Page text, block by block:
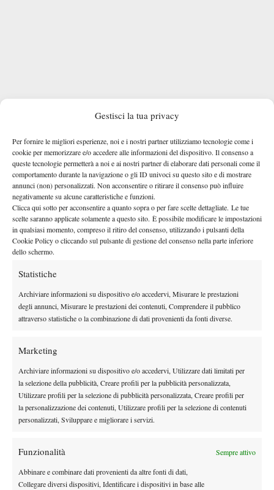
Gestisci la tua privacy
Per fornire le migliori esperienze, noi e i nostri partner utilizziamo tecnologie come i
cookie per memorizzare e/o accedere alle informazioni del dispositivo. Il consenso a
queste tecnologie permetterà a noi e ai nostri partner di elaborare dati personali come il
comportamento durante la navigazione o gli ID univoci su questo sito e di mostrare
annunci (non) personalizzati. Non acconsentire o ritirare il consenso può influire
negativamente su alcune caratteristiche e funzioni.
Clicca qui sotto per acconsentire a quanto sopra o per fare scelte dettagliate. Le tue
scelte saranno applicate solamente a questo sito. È possibile modificare le impostazioni
in qualsiasi momento, compreso il ritiro del consenso, utilizzando i pulsanti della
Cookie Policy o cliccando sul pulsante di gestione del consenso nella parte inferiore
dello schermo.
Statistiche
Archiviare informazioni su dispositivo e/o accedervi, Misurare le prestazioni
degli annunci, Misurare le prestazioni dei contenuti, Comprendere il pubblico
attraverso statistiche o la combinazione di dati provenienti da fonti diverse.
Marketing
Archiviare informazioni su dispositivo e/o accedervi, Utilizzare dati limitati per
la selezione della pubblicità, Creare profili per la pubblicità personalizzata,
Utilizzare profili per la selezione di pubblicità personalizzata, Creare profili per
la personalizzazione dei contenuti, Utilizzare profili per la selezione di contenuti
personalizzati, Sviluppare e migliorare i servizi.
Funzionalità Sempre attivo
Abbinare e combinare dati provenienti da altre fonti di dati,
Collegare diversi dispositivi, Identificare i dispositivi in base alle
Devi essere
DI TENDENZA
News
Atp News